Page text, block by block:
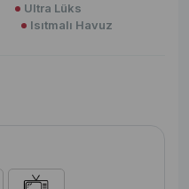
Ultra Lüks
Isıtmalı Havuz